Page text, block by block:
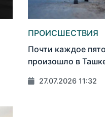
ПРОИСШЕСТВИЯ
Почти каждое
произошло в
27.07.2026 11:32